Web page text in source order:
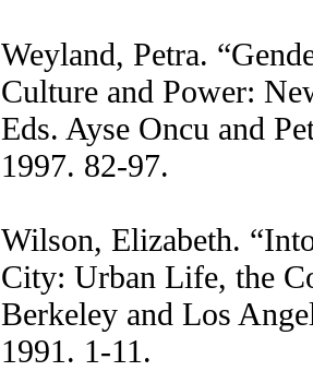
Weyland, Petra.
Culture and Power:
Eds. Ayse Oncu and
1997. 82-97.
Wilson, Elizabeth.
City: Urban Life, the
Berkeley and Los
1991. 1-11.